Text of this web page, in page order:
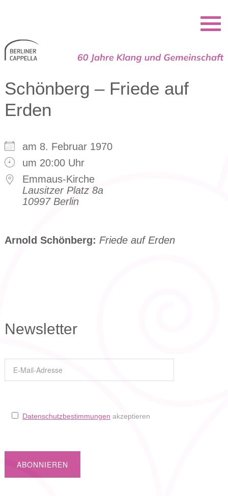
Schönberg – Friede auf
Erden
am 8. Februar 1970
um 20:00 Uhr
Emmaus-Kirche
Lausitzer Platz 8a
10997 Berlin
Arnold Schönberg: Friede auf Erden
Newsletter
Datenschutzbestimmungen akzeptieren